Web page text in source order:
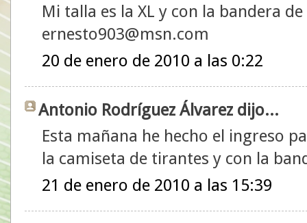
Mi talla es la XL y con la bandera
ernesto903@msn.com
20 de enero de 2010 a las 0:22
Antonio Rodríguez Álvarez dijo...
Esta mañana he hecho el ingreso
la camiseta de tirantes y con la
21 de enero de 2010 a las 15:39